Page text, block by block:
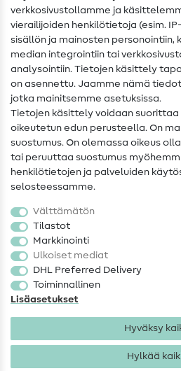
Ompelusanasto
Ompeluohjeet
Apua ja yhteystiedot
Yhteystiedot
Tietoa omistajanvaihdoksesta
Peruutusoikeus
Suosittu
Kankaat
Ompelutarvikkeet
Ale
verkkosivustollamme ja
vierailijoiden henkilötietoja (esim.
sisällön ja mainosten personointiin,
median integrointiin tai
analysointiin. Tietojen käsittely
on asennettu. Jaamme nämä
jotka mainitsemme asetuksissa.
Tietojen käsittely voidaan
oikeutetun edun perusteella. On
suostumus. On olemassa oikeus
tai peruuttaa suostumus
henkilötietojen ja palveluiden
selosteessamme.
Välttämätön
Tilastot
Markkinointi
Ulkoiset mediat
DHL Preferred Delivery
Toiminnallinen
Lisäasetukset
Hyväksy
Hylkää
Tietosuoja